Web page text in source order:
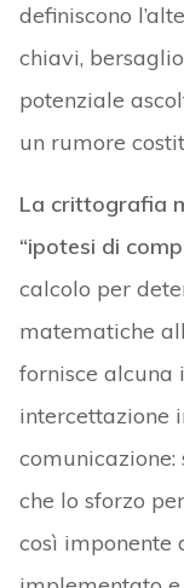
definiscono
chiavi,
potenziale
un rumore
La crittografia
“ipotesi di
calcolo per
matematiche
fornisce alcuna
intercettazione
che lo sforzo
così imponente